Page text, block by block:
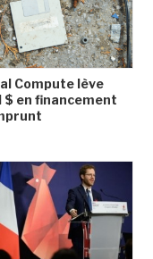
Compute lève
$ en financement